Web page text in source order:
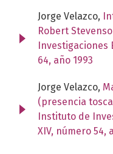
Jorge Velazco,
Robert
Investigaciones
64, año 1993
Jorge Velazco,
(presencia
Instituto de
XIV, número 54,